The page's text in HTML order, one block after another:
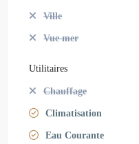
Ville
Vue mer
Utilitaires
Chauffage
Climatisation
Eau Courante